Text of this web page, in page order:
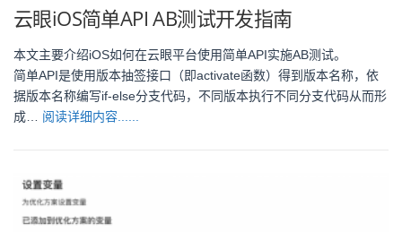
云眼iOS简单API AB测试开发指南
本文主要介绍iOS如何在云眼平台使用简单API实施AB测试。
简单API是使用版本抽签接口（即activate函数）得到版本名称，依
据版本名称编写if-else分支代码，不同版本执行不同分支代码从而形
成… 阅读详细内容......